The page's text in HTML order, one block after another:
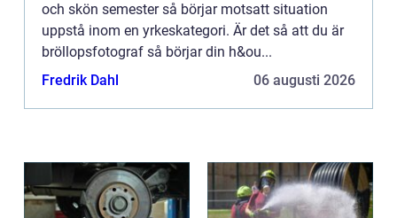
och skön semester så börjar motsatt situation
uppstå inom en yrkeskategori. Är det så att du är
bröllopsfotograf så börjar din h&ou...
Fredrik Dahl
06 augusti 2026